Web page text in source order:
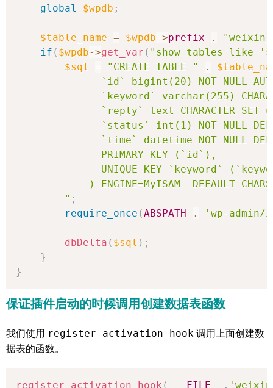
global
$wpdb ;
$table_name = $wpdb->prefix .
if ( $wpdb->get_var ( "show tables like '
$sql
= "CREATE TABLE " .
`id` bigint(20) NOT NULL
`keyword` varchar(255)
`reply` text CHARACTER SET
`status` int(1) NOT NULL
`time` datetime NOT NULL
              PRIMARY KEY (`id`),
UNIQUE KEY `keyword`
) ENGINE=MyISAM  DEFAULT
        "
;
require_once (ABSPATH . 'wp-admin/
dbDelta ( $sql ) ;
}
}
保证插件启动的时候调用创建数据表函数
我们使用 register_activation_hook 调用上面创建数
据表的函数。
register_activation_hook ( __FILE__ ,